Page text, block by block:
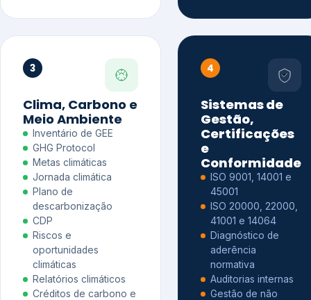
3
Clima, Carbono e
Meio Ambiente
Inventário de GEE
GHG Protocol
Metas climáticas
Jornada climática
Plano de
descarbonização
CDP
Riscos e
oportunidades
climáticas
Relatórios climáticos
Créditos de carbono e
4
Sistemas de
Gestão,
Certificações
e
Conformidade
ISO 9001, 14001 e
45001
ISO 20000, 22000,
41001 e 14064
Diagnóstico de
aderência
normativa
Auditorias internas
Gestão de não